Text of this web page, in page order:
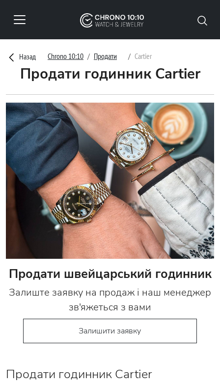
Назад Chrono 10:10 Продати Cartier
Продати годинник Cartier
Продати швейцарський годинник
Залиште заявку на продаж і наш менеджер
зв'яжеться з вами
Залишити заявку
Продати годинник Cartier